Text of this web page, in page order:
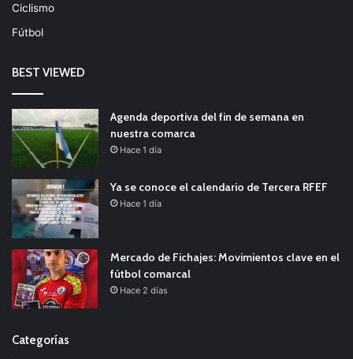
Ciclismo
Fútbol
BEST VIEWED
Agenda deportiva del fin de semana en
nuestra comarca
Hace 1 día
Ya se conoce el calendario de Tercera RFEF
Hace 1 día
Mercado de Fichajes: Movimientos clave en el
fútbol comarcal
Hace 2 días
Categorías